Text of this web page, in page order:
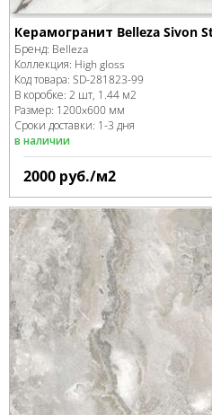
Керамогранит Belleza Sivon
Бренд: Belleza
Коллекция: High gloss
Код товара: SD-281823-99
В коробке: 2 шт, 1.44 м2
Размер: 1200x600 мм
Сроки доставки: 1-3 дня
в наличии
2000 руб./м2